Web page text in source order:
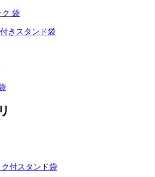
きスタンド袋
付スタンド袋